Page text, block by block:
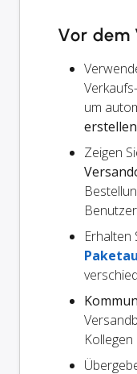
Vor dem
um
erstellen
Zeigen
Erhalten
Kollegen